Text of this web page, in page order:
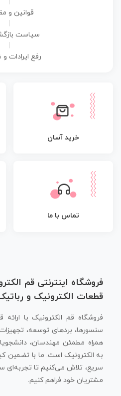
قوانین و
سیاست
رفع ایرادات
خرید آسان
تماس با ما
فروشگاه اینترنتی قم
قطعات الکترونیک و
فروشگاه قم الکترونیک با ارائه
سنسورها، بردهای توسعه،
همراه مطمئن مهندسان،
به الکترونیک است. ما با تضمین
سریع، تلاش می‌کنیم تا تجربه‌ای
مشتریان خود فراهم کنیم.